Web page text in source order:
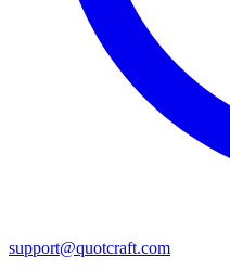
support@quotcraft.com